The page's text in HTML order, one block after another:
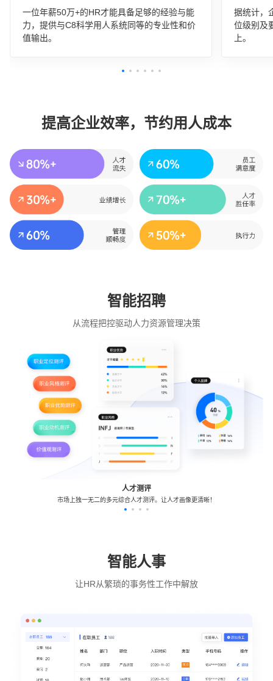
一位年薪50万+的HR才能具备足够的经验与能
力，提供与C8科学用人系统同等的专业性和价
值输出。
据统计，
位级别及
上。
提高企业效率，节约用人成本
智能招聘
从流程把控驱动人力资源管理决策
人才测评
市场上独一无二的多元综合人才测评。让人才画像更清晰！
智能人事
让HR从繁琐的事务性工作中解放